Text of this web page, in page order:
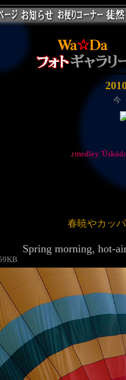
今
♪medley
春暁やカッ
Spring morning, hot-